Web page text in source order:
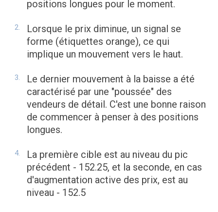
positions longues pour le moment.
Lorsque le prix diminue, un signal se
forme (étiquettes orange), ce qui
implique un mouvement vers le haut.
Le dernier mouvement à la baisse a été
caractérisé par une "poussée" des
vendeurs de détail. C'est une bonne raison
de commencer à penser à des positions
longues.
La première cible est au niveau du pic
précédent - 152.25, et la seconde, en cas
d'augmentation active des prix, est au
niveau - 152.5